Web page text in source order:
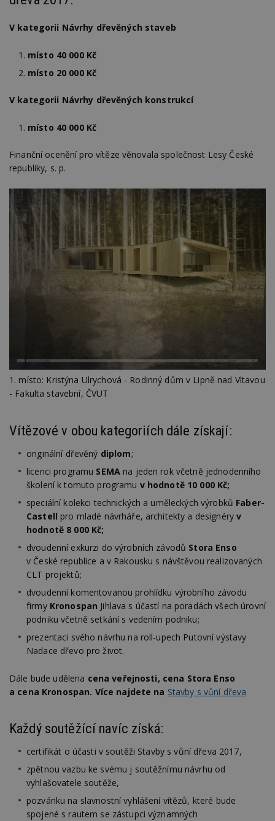
V kategorii Návrhy dřevěných staveb
místo 40 000 Kč
místo 20 000 Kč
V kategorii Návrhy dřevěných konstrukcí
místo 40 000 Kč
Finanční ocenění pro vítěze věnovala společnost Lesy České
republiky, s. p.
1. místo: Kristýna Ulrychová - Rodinný dům v Lipně nad Vltavou
- Fakulta stavební, ČVUT
Vítězové v obou kategoriích dále získají:
originální dřevěný diplom;
licenci programu SEMA na jeden rok včetně jednodenního
školení k tomuto programu v hodnotě 10 000 Kč;
speciální kolekci technických a uměleckých výrobků Faber-
Castell pro mladé návrháře, architekty a designéryv
hodnotě 8 000 Kč;
dvoudenní exkurzi do výrobních závodů Stora Enso
v České republice a v Rakousku s návštěvou realizovaných
CLT projektů;
dvoudenní komentovanou prohlídku výrobního závodu
firmy Kronospan Jihlava s účastí na poradách všech úrovní
podniku včetně setkání s vedením podniku;
prezentaci svého návrhu na roll-upech Putovní výstavy
Nadace dřevo pro život.
Dále bude udělena cena veřejnosti, cena Stora Enso
a cena Kronospan. Více najdete na Stavby s vůní dřeva
Každý soutěžící navíc získá:
certifikát o účasti v soutěži Stavby s vůní dřeva 2017,
zpětnou vazbu ke svému j soutěžnímu návrhu od
vyhlašovatele soutěže,
pozvánku na slavnostní vyhlášení vítězů, které bude
spojené s rautem se zástupci významných